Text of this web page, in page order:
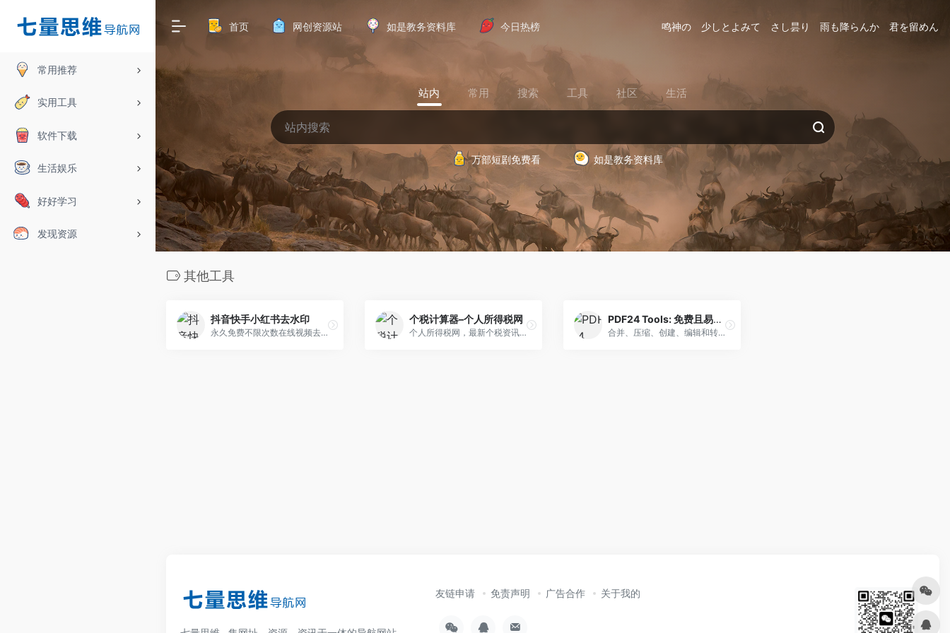
常用推荐
实用工具
软件下载
生活娱乐
好好学习
发现资源
首页 网创资源站 如是教务资料库 今日热榜 鸣神の 少しとよみて さし昙り 雨も降らんか 君を留めん
站内 常用 搜索 工具 社区 生活
万部短剧免费看 如是教务资料库
其他工具
抖音快手小红书去水印
永久免费不限次数在线视频去水印工具，支持抖音、快手、小红书等平台视频无水印下载，图片无水印下载，一键去除图片视频水印，快速批量下载高清视频和图片。
个税计算器–个人所得税网
个人所得税网，最新个税资讯平台，您的个税管理专家！
PDF24 Tools: 免费且易于使用的在线PDF工具
合并、压缩、创建、编辑和转换PDF文件的免费在线PDF工具。 快捷方便。没有安装。没有注册。
友链申请 免责声明 广告合作 关于我的